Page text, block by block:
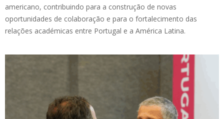
americano, contribuindo para a construção de novas
oportunidades de colaboração e para o fortalecimento das
relações académicas entre Portugal e a América Latina.